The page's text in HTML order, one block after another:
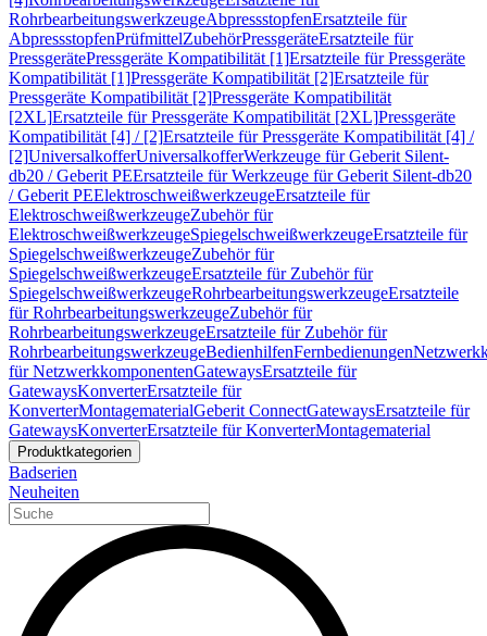
RohrbearbeitungswerkzeugeAbpressstopfenErsatzteile für
AbpressstopfenPrüfmittelZubehörPressgeräteErsatzteile für
PressgerätePressgeräte Kompatibilität [1]Ersatzteile für Pressgeräte
Kompatibilität [1]Pressgeräte Kompatibilität [2]Ersatzteile für
Pressgeräte Kompatibilität [2]Pressgeräte Kompatibilität
[2XL]Ersatzteile für Pressgeräte Kompatibilität [2XL]Pressgeräte
Kompatibilität [4] / [2]Ersatzteile für Pressgeräte Kompatibilität [4] /
[2]UniversalkofferUniversalkofferWerkzeuge für Geberit Silent-
db20 / Geberit PEErsatzteile für Werkzeuge für Geberit Silent-db20
/ Geberit PEElektroschweißwerkzeugeErsatzteile für
ElektroschweißwerkzeugeZubehör für
ElektroschweißwerkzeugeSpiegelschweißwerkzeugeErsatzteile für
SpiegelschweißwerkzeugeZubehör für
SpiegelschweißwerkzeugeErsatzteile für Zubehör für
SpiegelschweißwerkzeugeRohrbearbeitungswerkzeugeErsatzteile
für RohrbearbeitungswerkzeugeZubehör für
RohrbearbeitungswerkzeugeErsatzteile für Zubehör für
RohrbearbeitungswerkzeugeBedienhilfenFernbedienungen
für NetzwerkkomponentenGatewaysErsatzteile für
GatewaysKonverterErsatzteile für
KonverterMontagematerialGeberit ConnectGatewaysErsatzteile für
GatewaysKonverterErsatzteile für KonverterMontagematerial
Produktkategorien
Badserien
Neuheiten